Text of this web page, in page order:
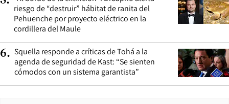
riesgo de “destruir” hábitat de ranita del
Pehuenche por proyecto eléctrico en la
cordillera del Maule
6. Squella responde a críticas de Tohá a la
agenda de seguridad de Kast: “Se sienten
cómodos con un sistema garantista”